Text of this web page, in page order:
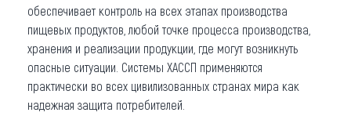
обеспечивает контроль на всех этапах производства
пищевых продуктов, любой точке процесса производства,
хранения и реализации продукции, где могут возникнуть
опасные ситуации. Системы ХАССП применяются
практически во всех цивилизованных странах мира как
надежная защита потребителей.